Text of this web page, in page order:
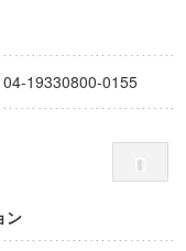
ラム市民社会ガバナンス
ラム論理と感性の先端的
ム「超成熟社会発展のサ
19330800-0155
ン